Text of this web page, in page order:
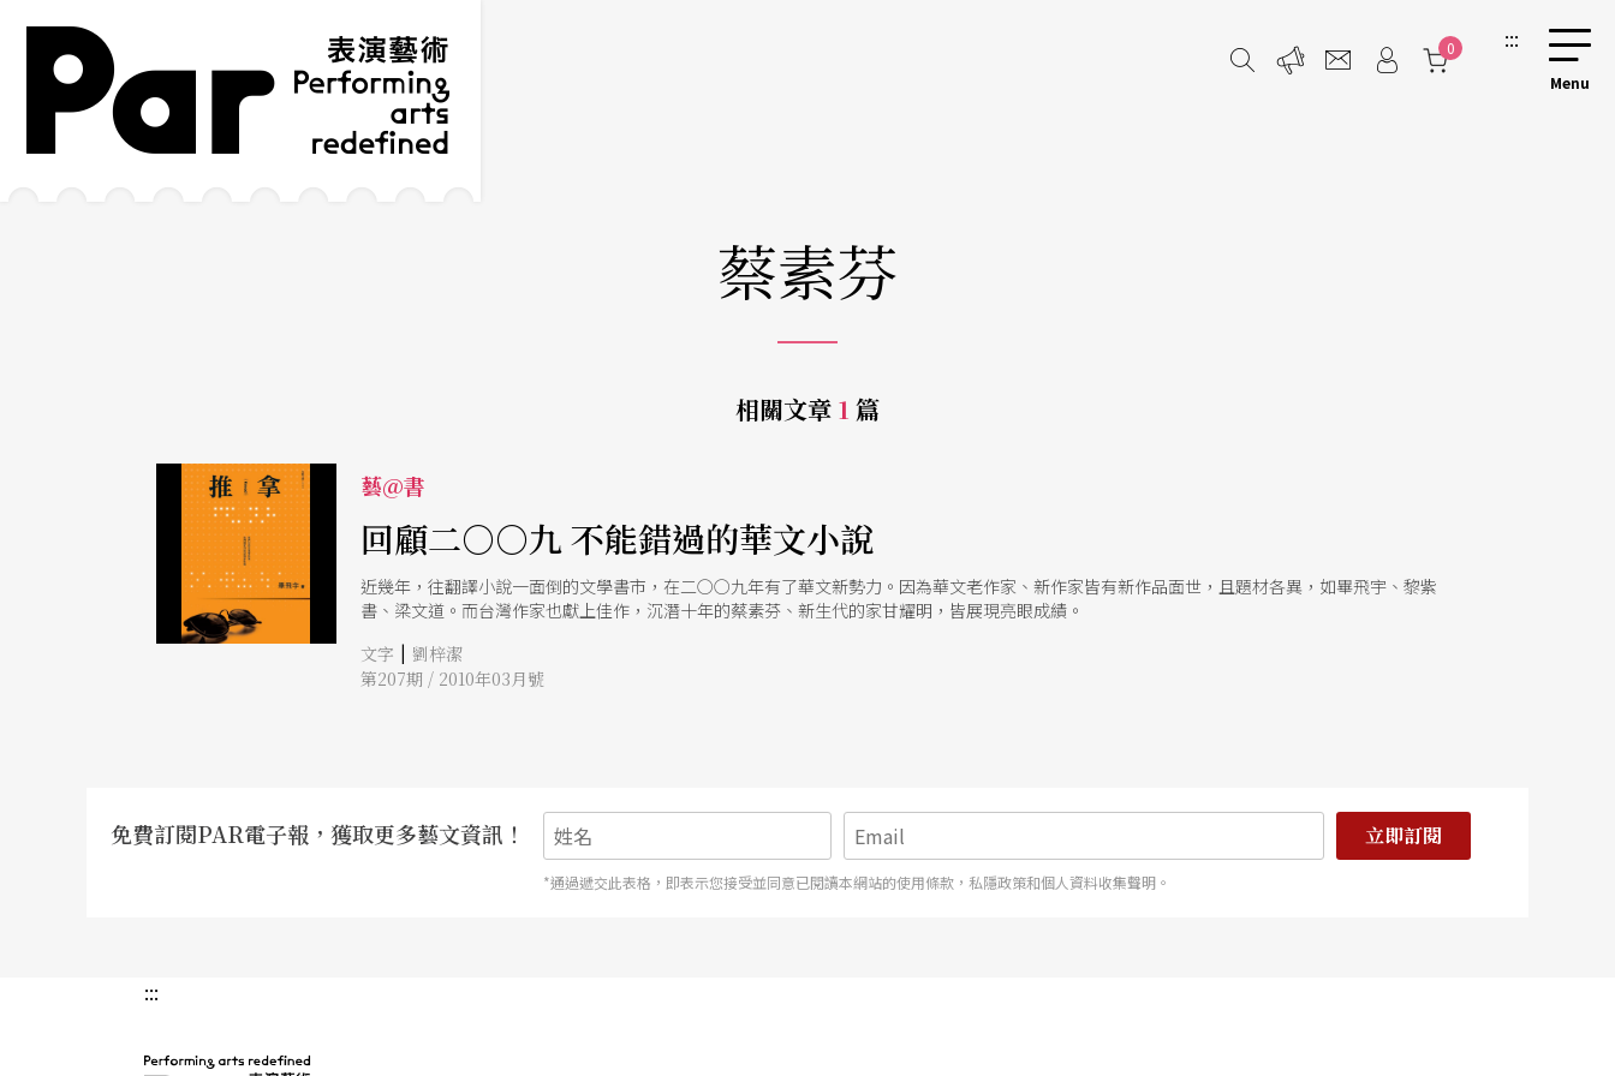
跳到主要內容區塊
網站導覽
0 :::
蔡素芬
相關文章 1 篇
藝@書
回顧二○○九 不能錯過的華文小說
近幾年，往翻譯小說一面倒的文學書市，在二○○九年有了華文新勢力。因為華文老作家、新作家皆有新作品面世，且題材各異，如畢飛宇、黎紫
書、梁文道。而台灣作家也獻上佳作，沉潛十年的蔡素芬、新生代的家甘耀明，皆展現亮眼成績。
文字 | 劉梓潔
第207期 / 2010年03月號
免費訂閱PAR電子報，獲取更多藝文資訊！ 立即訂閱
*通過遞交此表格，即表示您接受並同意已閱讀本網站的使用條款，私隱政策和個人資料收集聲明。
:::